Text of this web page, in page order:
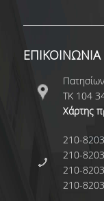
ΕΠΙΚΟΙΝΩΝΙΑ
ΤΚ 104
Χάρτης
210-
210-
210-
210-